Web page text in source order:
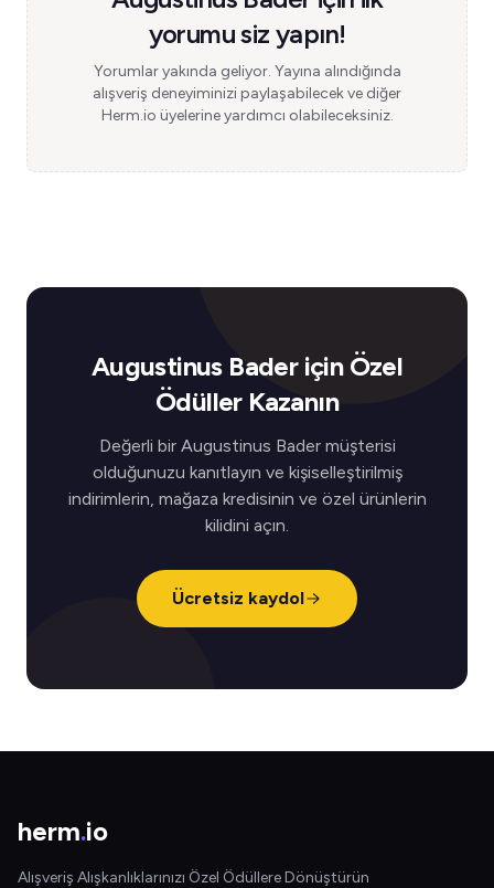
yorumu siz yapın!
Yorumlar yakında geliyor. Yayına alındığında
alışveriş deneyiminizi paylaşabilecek ve diğer
Herm.io üyelerine yardımcı olabileceksiniz.
Augustinus Bader için Özel
Ödüller Kazanın
Değerli bir Augustinus Bader müşterisi
olduğunuzu kanıtlayın ve kişiselleştirilmiş
indirimlerin, mağaza kredisinin ve özel ürünlerin
kilidini açın.
Ücretsiz kaydol
herm.io
Alışveriş Alışkanlıklarınızı Özel Ödüllere Dönüştürün